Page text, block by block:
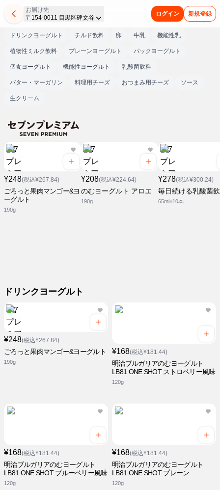
お届け先
〒154-0011 目黒区碑文谷
ログイン 新規登録
ドリンクヨーグルト チルド飲料 卵 牛乳 機能性乳
植物性ミルク飲料 プレーンヨーグルト パックヨーグルト
個食ヨーグルト 機能性ヨーグルト 乳酸菌飲料
バター・マーガリン 料理用チーズ おつまみ用チーズ ソース
生クリーム
¥248(税込¥267.84)
ごろっと果肉マンゴー&ヨ
ーグルト
190g
¥208(税込¥224.64)
のむヨーグルト アロエ
190g
¥278(税込¥300.24)
毎日続ける乳酸菌
65ml×10本
ドリンクヨーグルト
¥248(税込¥267.84)
ごろっと果肉マンゴー&ヨーグルト
190g
¥168(税込¥181.44)
明治ブルガリアのむヨーグルト
LB81 ONE SHOT ストロベリー風味
120g
¥168(税込¥181.44)
明治ブルガリアのむヨーグルト
LB81 ONE SHOT ブルーベリー風味
120g
¥168(税込¥181.44)
明治ブルガリアのむヨーグルト
LB81 ONE SHOT プレーン
120g